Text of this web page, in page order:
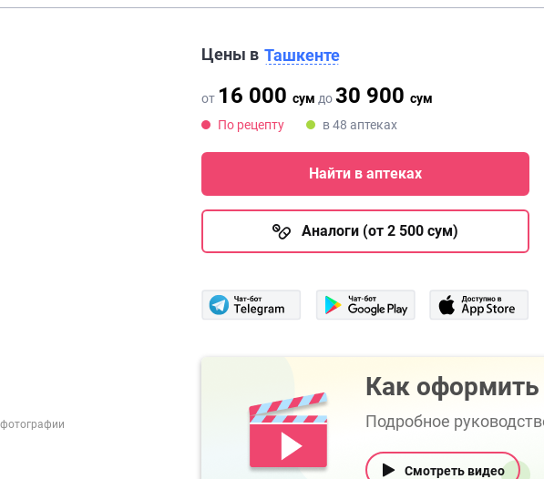
Цены в Ташкенте
от 16 000 сум до30 900 сум
По рецепту
в 48 аптеках
Найти в аптеках
Аналоги (от 2 500 сум)
Как оформить
Подробное
Смотреть видео